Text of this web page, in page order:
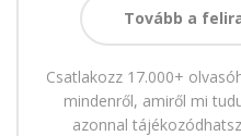
Tovább a
Csatlakozz 17.000+
mindenről, amiről mi
azonnal